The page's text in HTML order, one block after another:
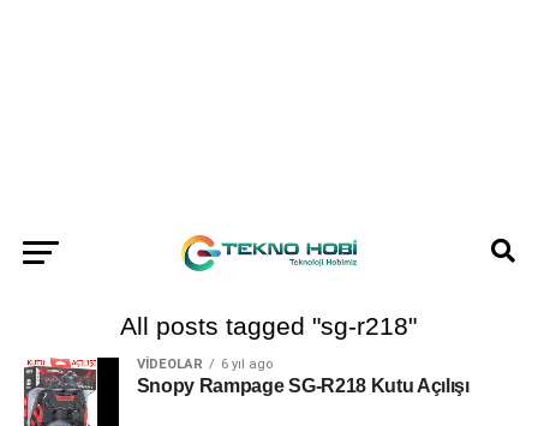
All posts tagged "sg-r218"
VIDEOLAR 6 yıl ago
Snopy Rampage SG-R218 Kutu Açılışı